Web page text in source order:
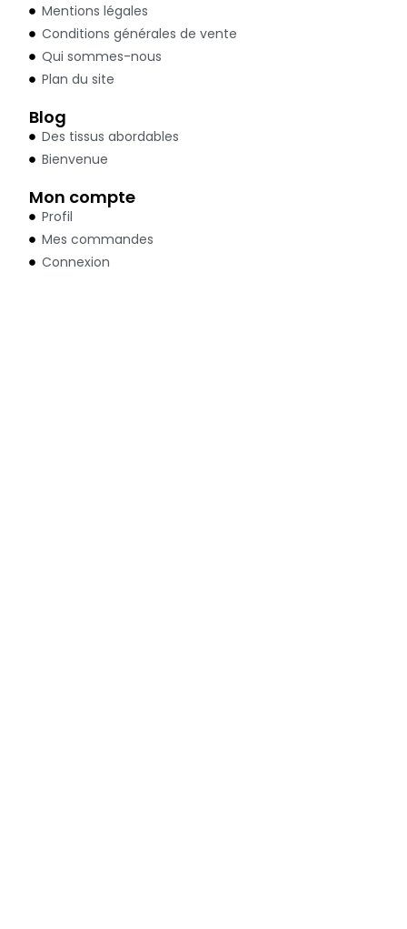
Mentions légales
Conditions générales de vente
Qui sommes-nous
Plan du site
Blog
Des tissus abordables
Bienvenue
Mon compte
Profil
Mes commandes
Connexion